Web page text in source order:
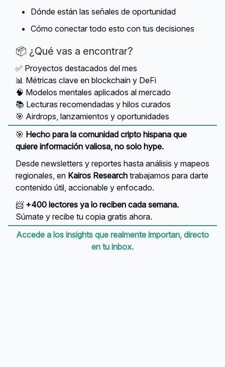
Dónde están las señales de oportunidad
Cómo conectar todo esto con tus decisiones
📦 ¿Qué vas a encontrar?
✅ Proyectos destacados del mes
📊 Métricas clave en blockchain y DeFi
🧠 Modelos mentales aplicados al mercado
📚 Lecturas recomendadas y hilos curados
🎯 Airdrops, lanzamientos y oportunidades
🎯 Hecho para la comunidad cripto hispana que
quiere información valiosa, no solo hype.
Desde newsletters y reportes hasta análisis y mapeos
regionales, en Kairos Research trabajamos para darte
contenido útil, accionable y enfocado.
📨 +400 lectores ya lo reciben cada semana.
Súmate y recibe tu copia gratis ahora.
Accede a los insights que realmente importan, directo
en tu inbox.